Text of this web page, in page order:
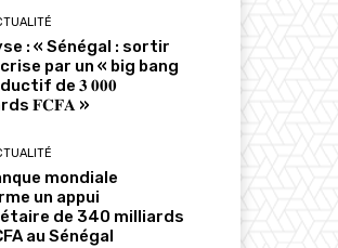
: « Sénégal : sortir
par un « big bang
de 𝟑 𝟎𝟎𝟎
𝐅𝐂𝐅𝐀 »
mondiale
un appui
de 340 milliards
au Sénégal